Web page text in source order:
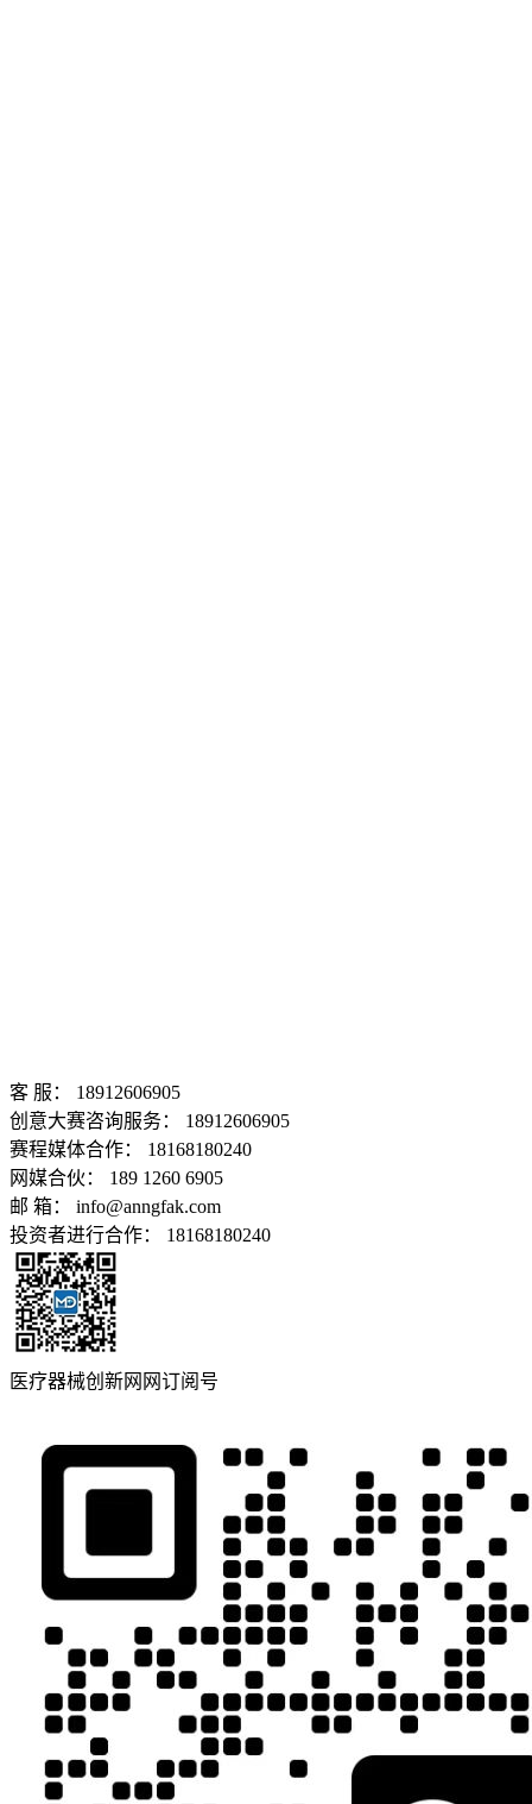
客 服： 18912606905
创意大赛咨询服务： 18912606905
赛程媒体合作： 18168180240
网媒合伙： 189 1260 6905
邮 箱： info@anngfak.com
投资者进行合作： 18168180240
医疗器械创新网网订阅号